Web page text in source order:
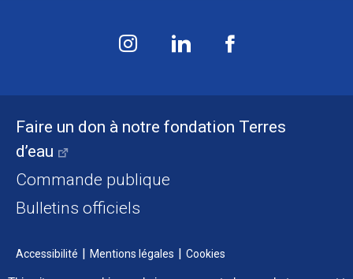
Faire un don à notre fondation Terres
d’eau
Commande publique
Bulletins officiels
Accessibilité Mentions légales Cookies